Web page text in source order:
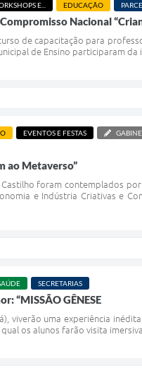
E... EDUCAÇÃO
Nacional
de capacitação para
de Ensino participaram da
EVENTOS E FESTAS
ao Metaverso”
foram contemplados
e Indústria Criativas e
SECRETARIAS
“MISSÃO GÊNESE
viverão uma experiência
os alunos farão visita